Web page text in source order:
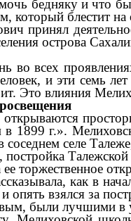
бедняку и что бы
который блестит
принял
острова
всех
и эти семь
Это влияния
1899 г.».
селе
постройка
торжественное
как в
опять взялся за
были лучшими в